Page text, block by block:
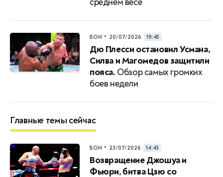
БОИ • 20/07/2026 19:45
Дю Плесси остановил Усмана,
Силва и Магомедов защитили
пояса. Обзор самых громких
боев недели
Главные темы сейчас
БОИ • 23/07/2026 14:43
Возвращение Джошуа и
Фьюри, битва Цзю со